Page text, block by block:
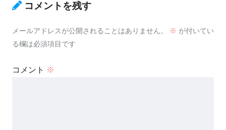
コメントを残す
メールアドレスが公開されることはありません。 ※ が付いてい
る欄は必須項目です
コメント ※